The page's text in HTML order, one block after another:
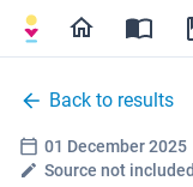
Back to results
01 December 2025
Source not included